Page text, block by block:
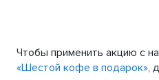
Чтобы применить акцию с
«Шестой кофе в подарок»,